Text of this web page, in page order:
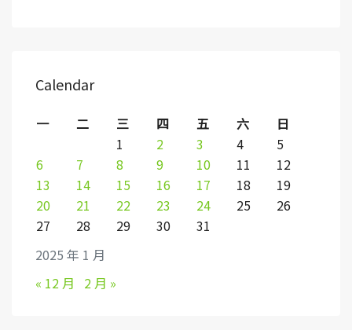
Calendar
2025 年 1 月
一 二 三 四 五 六
日
1
2 3 4
5
6
7 8 9 10 11
12
13
14 15 16 17 18
19
20
21 22 23 24 25
26
27
28 29 30 31
« 12 月 2 月 »